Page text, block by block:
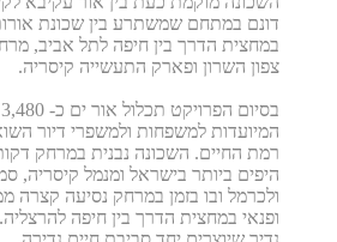
דונם במתחם שמשתרע בין שכונת
במחצית הדרך בין חיפה לתל אביב,
צפון השרון ופארק התעשייה קיסריה.
המיועדות למשפחות ולמשפרי דיור
רמת החיים. השכונה נבנית במרחק
היפים ביותר בישראל ומנמל קיסריה,
ולכרמל ובו בזמן במרחק נסיעה קצרה
ופנאי במחצית הדרך בין חיפה להרצליה.